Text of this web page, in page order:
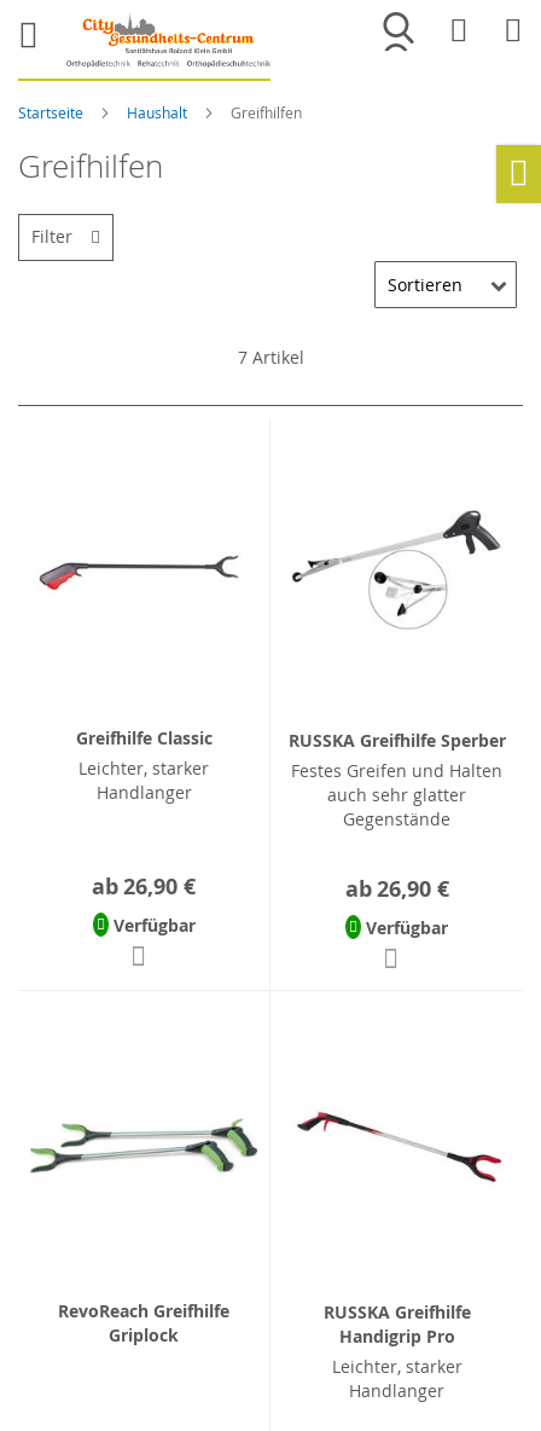
Merkliste
Startseite Haushalt Greifhilfen
Greifhilfen
7Artikel
Greifhilfe Classic
Leichter, starker
Handlanger
ab26,90 €
Verfügbar
RUSSKA Greifhilfe Sperber
Festes Greifen und Halten
auch sehr glatter
Gegenstände
ab26,90 €
Verfügbar
RevoReach Greifhilfe
Griplock
RUSSKA Greifhilfe
Handigrip Pro
Leichter, starker
Handlanger
Filter